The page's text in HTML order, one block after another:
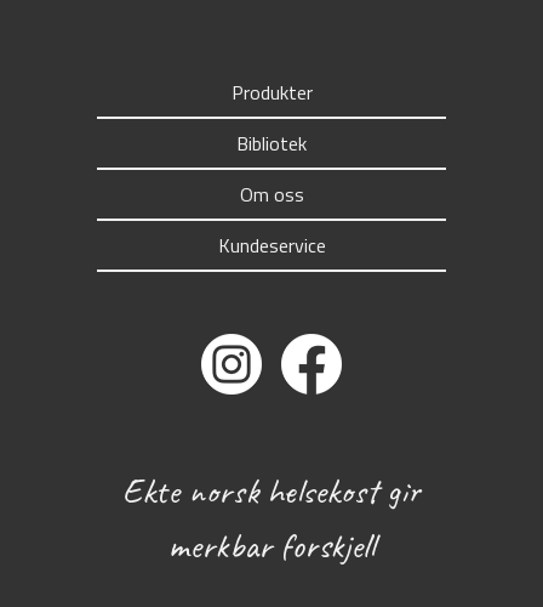
Produkter
Bibliotek
Om oss
Kundeservice
Ekte norsk helsekost gir
merkbar forskjell